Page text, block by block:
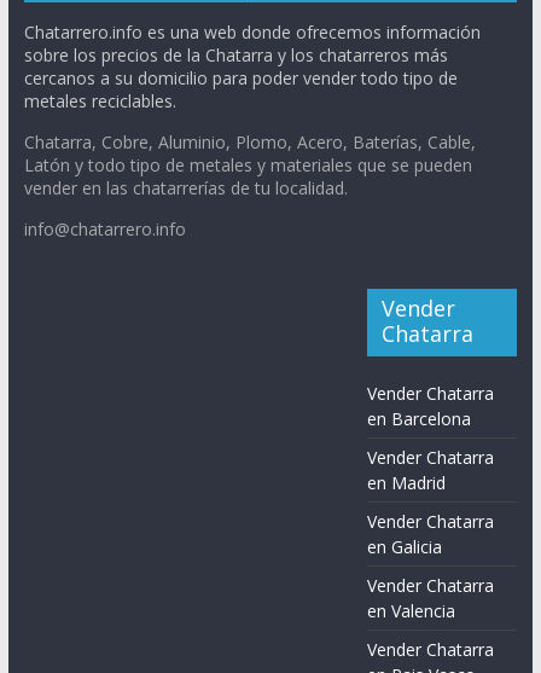
Chatarrero.info es una web donde ofrecemos información
sobre los precios de la Chatarra y los chatarreros más
cercanos a su domicilio para poder vender todo tipo de
metales reciclables.
Chatarra, Cobre, Aluminio, Plomo, Acero, Baterías, Cable,
Latón y todo tipo de metales y materiales que se pueden
vender en las chatarrerías de tu localidad.
info@chatarrero.info
Vender
Chatarra
Vender Chatarra
en Barcelona
Vender Chatarra
en Madrid
Vender Chatarra
en Galicia
Vender Chatarra
en Valencia
Vender Chatarra